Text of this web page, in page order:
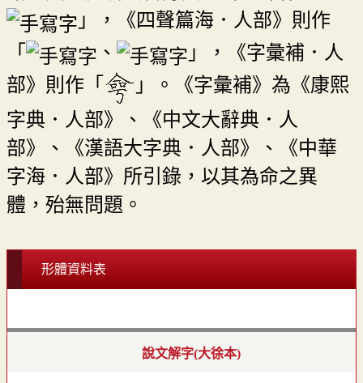
」，《四聲篇海．人部》則作
「
、
」，《字彙補．人
部》則作「
」。《字彙補》為《康熙
字典．人部》、《中文大辭典．人
部》、《漢語大字典．人部》、《中華
字海．人部》所引錄，以其為命之異
體，殆無問題。
形體資料表
說文解字(大徐本)